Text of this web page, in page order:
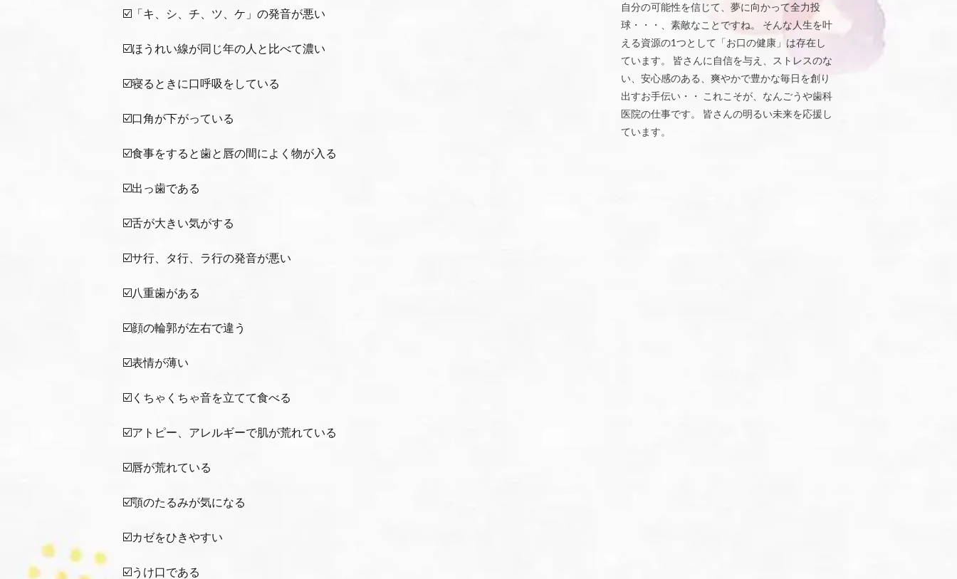
☑️「キ、シ、チ、ツ、ケ」の発音が悪い
☑️ほうれい線が同じ年の人と比べて濃い
☑️寝るときに口呼吸をしている
☑️口角が下がっている
☑️食事をすると歯と唇の間によく物が入る
☑️出っ歯である
☑️舌が大きい気がする
☑️サ行、タ行、ラ行の発音が悪い
☑️八重歯がある
☑️顔の輪郭が左右で違う
☑️表情が薄い
☑️くちゃくちゃ音を立てて食べる
☑️アトピー、アレルギーで肌が荒れている
☑️唇が荒れている
☑️顎のたるみが気になる
☑️カゼをひきやすい
☑️うけ口である
自分の可能性を信じて、夢に向かって全力投
球・・・、素敵なことですね。 そんな人生を叶
える資源の1つとして「お口の健康」は存在し
ています。 皆さんに自信を与え、ストレスのな
い、安心感のある、爽やかで豊かな毎日を創り
出すお手伝い・・ これこそが、なんごうや歯科
医院の仕事です。 皆さんの明るい未来を応援し
ています。